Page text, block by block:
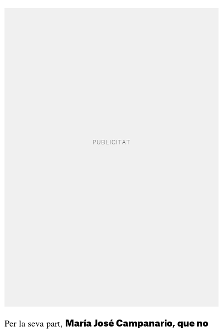
Per la seva part, María José Campanario, que no